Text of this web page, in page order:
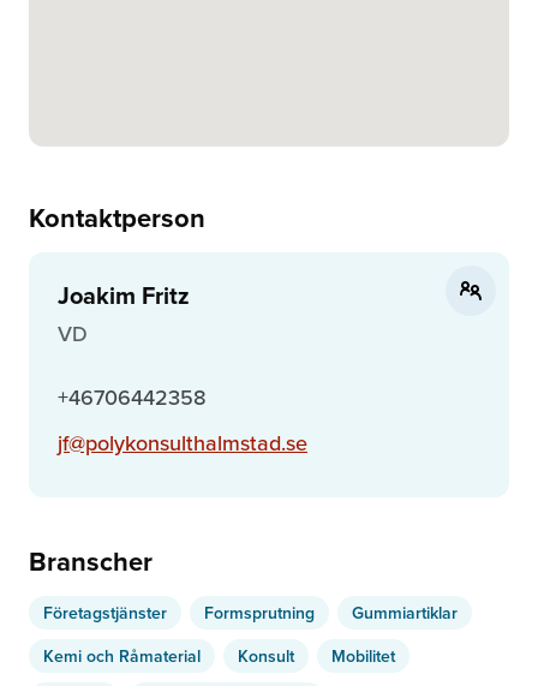
Kontaktperson
Joakim Fritz
VD
+46706442358
jf@polykonsulthalmstad.se
Branscher
Företagstjänster Formsprutning
Gummiartiklar
Kemi och Råmaterial
Konsult
Mobilitet